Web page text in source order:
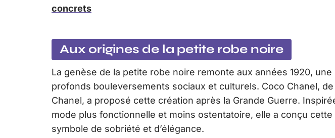
concrets
Aux origines de la petite robe noire
La genèse de la petite robe noire remonte aux années 1920,
profonds bouleversements sociaux et culturels. Coco Chanel,
Chanel, a proposé cette création après la Grande Guerre.
mode plus fonctionnelle et moins ostentatoire, elle a conçu
symbole de sobriété et d’élégance.